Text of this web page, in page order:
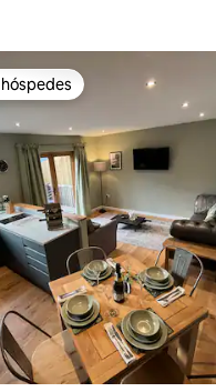
preferidos dos hóspedes